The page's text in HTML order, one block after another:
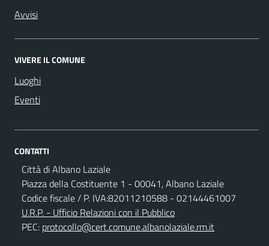
Avvisi
VIVERE IL COMUNE
Luoghi
Eventi
CONTATTI
Città di Albano Laziale
Piazza della Costituente 1 - 00041, Albano Laziale
Codice fiscale / P. IVA:82011210588 - 02144461007
U.R.P. - Ufficio Relazioni con il Pubblico
PEC: protocollo@cert.comune.albanolaziale.rm.it